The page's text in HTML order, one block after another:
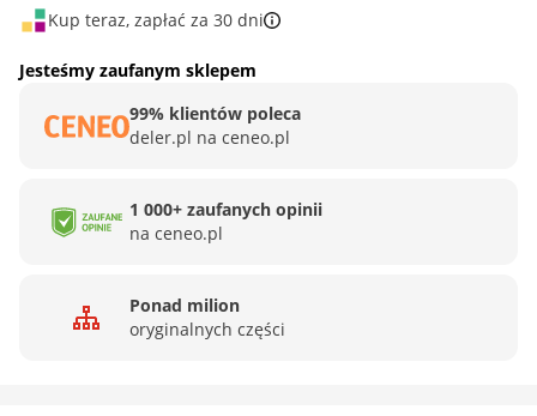
Kup teraz, zapłać za 30 dni
Jesteśmy zaufanym sklepem
99% klientów poleca
deler.pl na ceneo.pl
1 000+ zaufanych opinii
na ceneo.pl
Ponad milion
oryginalnych części